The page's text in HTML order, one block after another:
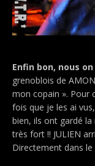
Enfin bon, nous on
grenoblois de
mon copain ». Pour
fois que je les ai
bien, ils ont gardé
très fort !! JULIEN
Directement dans le